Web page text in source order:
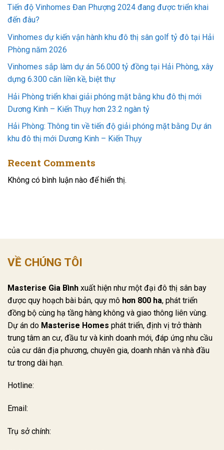
Tiến độ Vinhomes Đan Phượng 2024 đang được triển khai
đến đâu?
Vinhomes dự kiến vận hành khu đô thị sân golf tỷ đô tại Hải
Phòng năm 2026
Vinhomes sắp làm dự án 56.000 tỷ đồng tại Hải Phòng, xây
dựng 6.300 căn liền kề, biệt thự
Hải Phòng triển khai giải phóng mặt bằng khu đô thị mới
Dương Kinh – Kiến Thụy hơn 23.2 ngàn tỷ
Hải Phòng: Thông tin về tiến độ giải phóng mặt bằng Dự án
khu đô thị mới Dương Kinh – Kiến Thụy
Recent Comments
Không có bình luận nào để hiển thị.
VỀ CHÚNG TÔI
Masterise Gia Bình xuất hiện như một đại đô thị sân bay
được quy hoạch bài bản, quy mô hơn 800 ha, phát triển
đồng bộ cùng hạ tầng hàng không và giao thông liên vùng.
Dự án do Masterise Homes phát triển, định vị trở thành
trung tâm an cư, đầu tư và kinh doanh mới, đáp ứng nhu cầu
của cư dân địa phương, chuyên gia, doanh nhân và nhà đầu
tư trong dài hạn.
Hotline:
Email:
Trụ sở chính: